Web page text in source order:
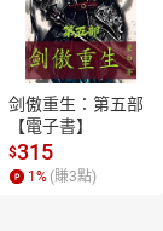
剑傲重生：第五部
【電子書】
$315
1 % (賺3點)